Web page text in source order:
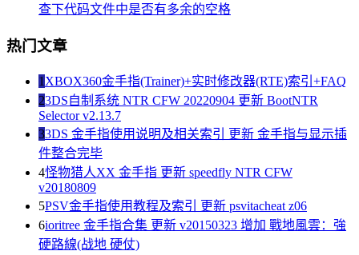
查下代码文件中是否有多余的空格
热门文章
1 XBOX360金手指(Trainer)+实时修改器(RTE)索引+FAQ
23DS自制系统 NTR CFW 20220904 更新 BootNTR
Selector v2.13.7
33DS 金手指使用说明及相关索引 更新 金手指与显示插
件整合完毕
4怪物猎人XX 金手指 更新 speedfly NTR CFW
v20180809
5PSV金手指使用教程及索引 更新 psvitacheat z06
6ioritree 金手指合集 更新 v20150323 增加 戰地風雲：強
硬路線(战地 硬仗)